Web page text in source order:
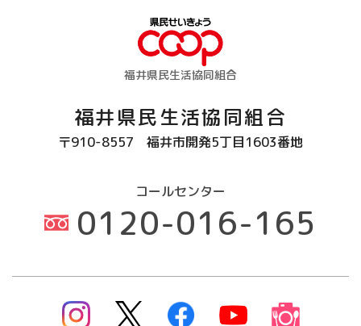
福井県民生活協同組合
福井県民生活協同組合
〒910-8557 福井市開発5丁目1603番地
コールセンター
0120-016-165